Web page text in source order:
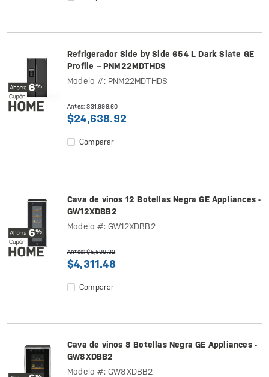
Refrigerador Side by Side 654 L Dark Slate GE
Profile – PNM22MDTHDS
Modelo #: PNM22MDTHDS
Antes: $31,998.60
$24,638.92
Comparar
Cava de vinos 12 Botellas Negra GE Appliances -
GW12XDBB2
Modelo #: GW12XDBB2
Antes: $5,599.32
$4,311.48
Comparar
Cava de vinos 8 Botellas Negra GE Appliances -
GW8XDBB2
Modelo #: GW8XDBB2